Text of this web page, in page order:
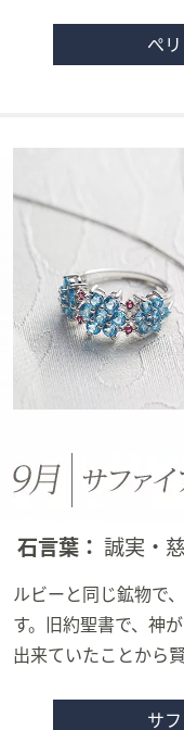
ぺ
石言葉： 誠実・
ルビーと同じ鉱物で
す。旧約聖書で、神
出来ていたことから
サ